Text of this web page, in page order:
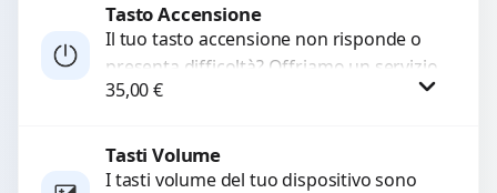
Procedi
Tasto Accensione
Il tuo tasto accensione non risponde o
presenta difficoltà? Offriamo un servizio
professionale di riparazione o
35,00€
Tasti Volume
I tasti volume del tuo dispositivo sono